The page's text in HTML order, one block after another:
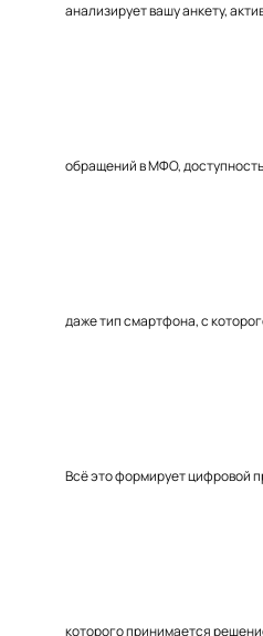
анализирует вашу анкету,
обращений в МФО,
даже тип смартфона, с
Всё это формирует цифровой
которого принимается